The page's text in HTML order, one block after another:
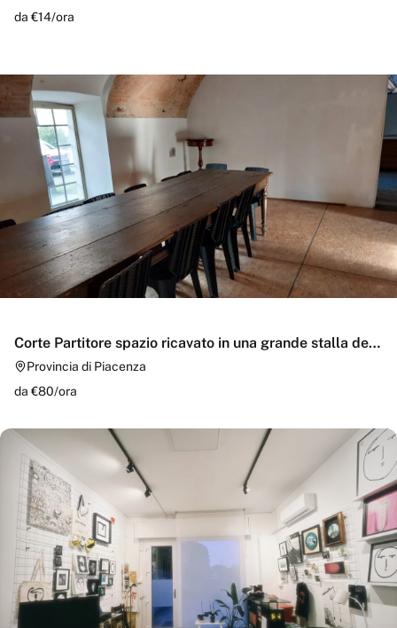
da €14/ora
Corte Partitore spazio ricavato in una grande stalla del
700Provincia di Piacenza
da €80/ora